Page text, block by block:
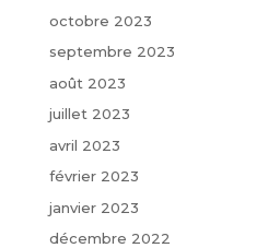
octobre 2023
septembre 2023
août 2023
juillet 2023
avril 2023
février 2023
janvier 2023
décembre 2022